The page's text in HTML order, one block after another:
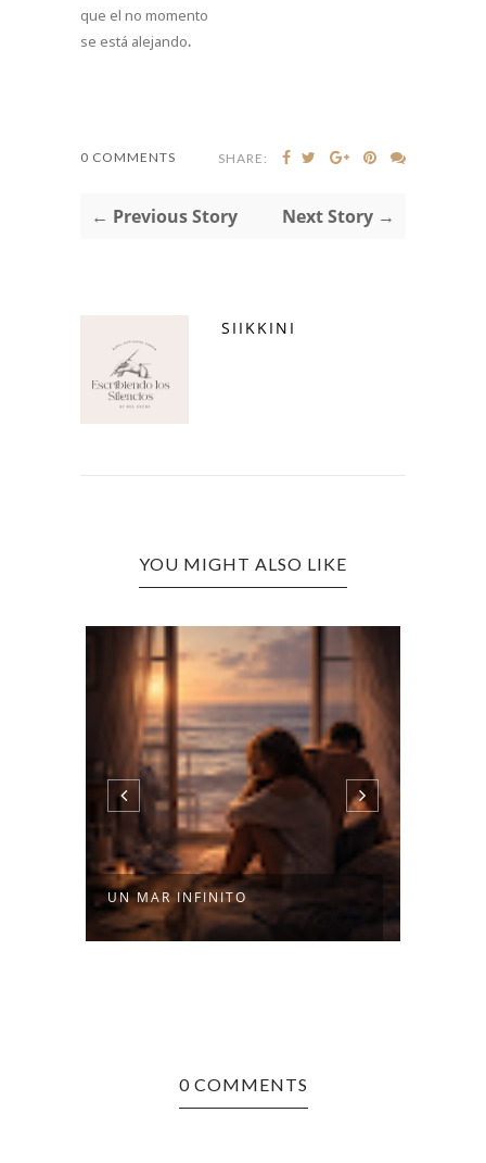
que el no momento
se está alejando.
0 COMMENTS SHARE:
← Previous Story Next Story →
SIIKKINI
YOU MIGHT ALSO LIKE
UN MAR INFINITO
0 COMMENTS